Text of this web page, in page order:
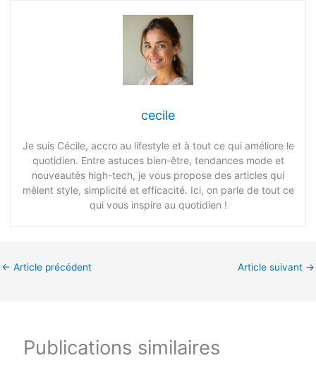
cecile
Je suis Cécile, accro au lifestyle et à tout ce qui améliore le
quotidien. Entre astuces bien-être, tendances mode et
nouveautés high-tech, je vous propose des articles qui
mêlent style, simplicité et efficacité. Ici, on parle de tout ce
qui vous inspire au quotidien !
← Article précédent Article suivant →
Publications similaires